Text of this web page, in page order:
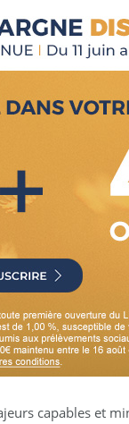
capables et